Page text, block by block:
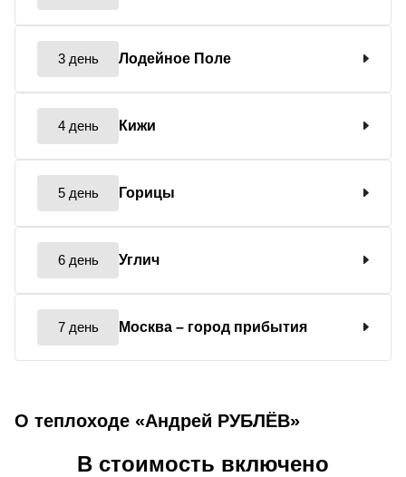
3 день Лодейное Поле
4 день Кижи
5 день Горицы
6 день Углич
7 день Москва – город прибытия
О теплоходе «Андрей РУБЛЁВ»
В стоимость включено